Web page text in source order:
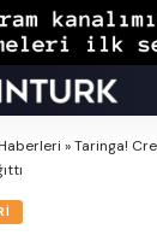
»Taringa!